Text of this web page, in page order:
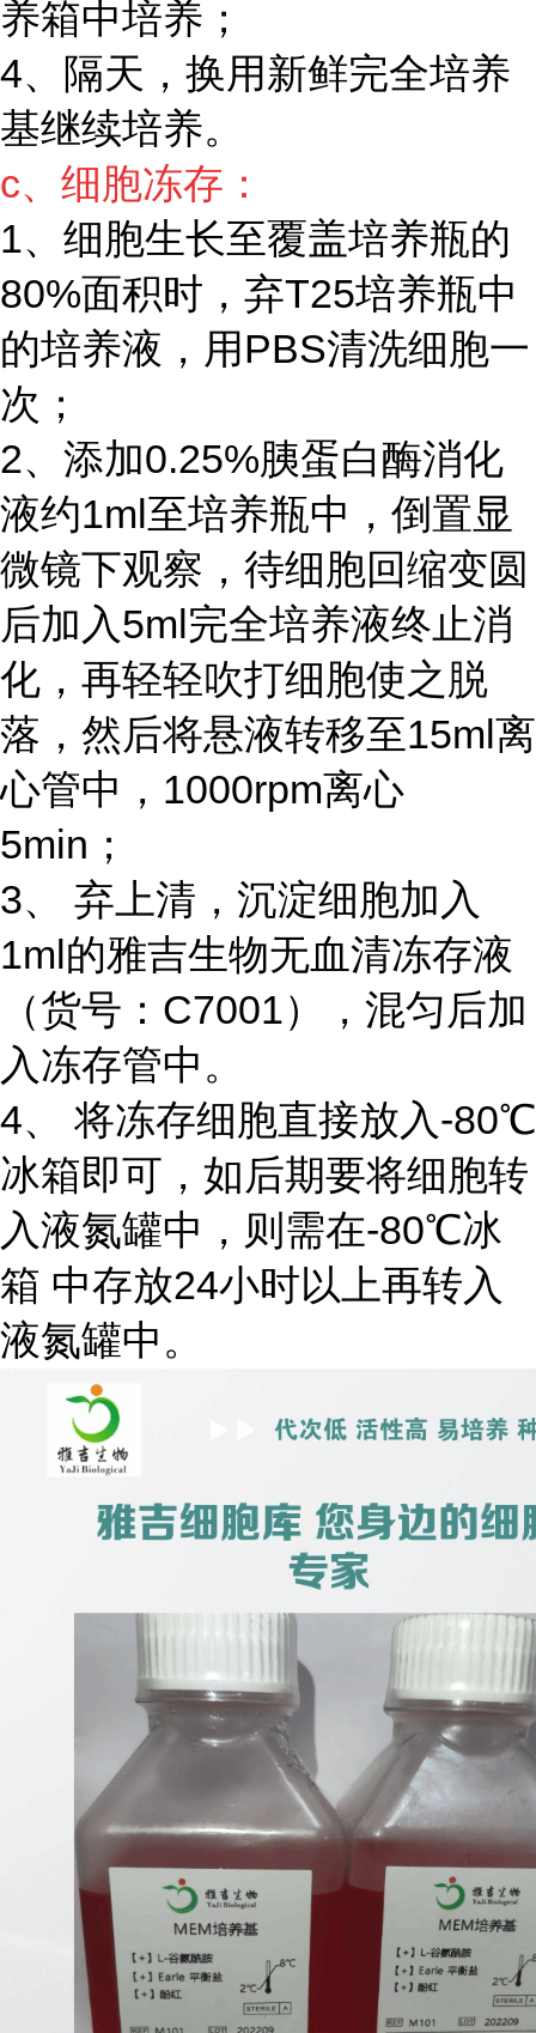
养箱中培养；
4、隔天，换用新鲜完全培养
基继续培养。
c、细胞冻存：
1、细胞生长至覆盖培养瓶的
80%面积时，弃T25培养瓶中
的培养液，用PBS清洗细胞一
次；
2、添加0.25%胰蛋白酶消化
液约1ml至培养瓶中，倒置显
微镜下观察，待细胞回缩变圆
后加入5ml完全培养液终止消
化，再轻轻吹打细胞使之脱
落，然后将悬液转移至15ml离
心管中，1000rpm离心
5min；
3、 弃上清，沉淀细胞加入
1ml的雅吉生物无血清冻存液
（货号：C7001），混匀后加
入冻存管中。
4、 将冻存细胞直接放入-80℃
冰箱即可，如后期要将细胞转
入液氮罐中，则需在-80℃冰
箱 中存放24小时以上再转入
液氮罐中。